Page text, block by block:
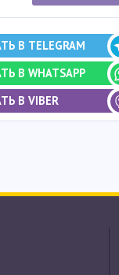
В TELEGRAM
В WHATSAPP
В VIBER